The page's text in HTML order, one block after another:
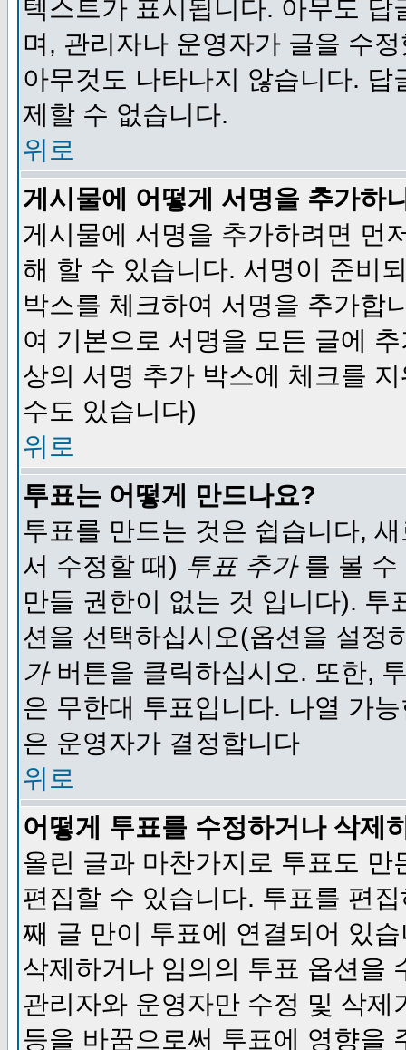
텍스트가 표시됩니다. 아무도
며, 관리자나 운영자가 글을 수
아무것도 나타나지 않습니다.
제할 수 없습니다.
위로
게시물에 어떻게 서명을 추가하
게시물에 서명을 추가하려면 먼
해 할 수 있습니다. 서명이 준비
박스를 체크하여 서명을 추가합
여 기본으로 서명을 모든 글에
상의 서명 추가 박스에 체크를
수도 있습니다)
위로
투표는 어떻게 만드나요?
투표를 만드는 것은 쉽습니다,
서 수정할 때) 투표 추가를 볼 수
만들 권한이 없는 것 입니다).
션을 선택하십시오(옵션을 설정
가버튼을 클릭하십시오. 또한,
은 무한대 투표입니다. 나열 가
은 운영자가 결정합니다
위로
어떻게 투표를 수정하거나 삭제
올린 글과 마찬가지로 투표도
편집할 수 있습니다. 투표를 편
째 글 만이 투표에 연결되어 있
삭제하거나 임의의 투표 옵션을
관리자와 운영자만 수정 및 삭
등을 바꿈으로써 투표에 영향을